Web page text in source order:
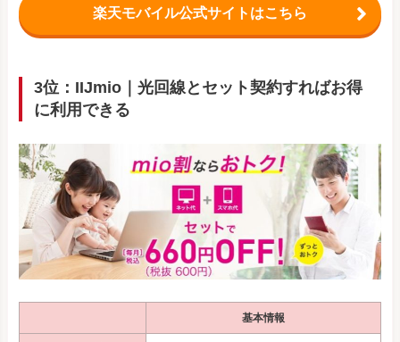
楽天モバイル公式サイトはこちら
3位：IIJmio｜光回線とセット契約すればお得
に利用できる
基本情報